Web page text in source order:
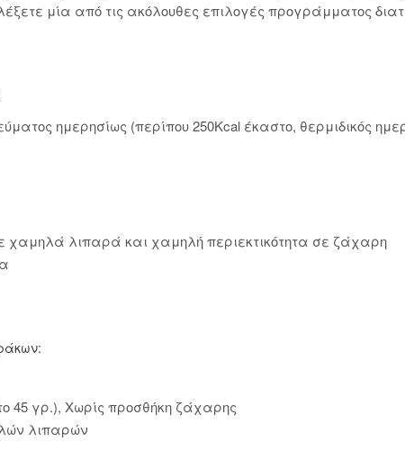
μία από τις ακόλουθες επιλογές προγράμματος
ημερησίως (περίπου 250Kcal έκαστο, θερμιδικός
χαμηλά λιπαρά και χαμηλή περιεκτικότητα σε ζάχαρη
45 γρ.), Χωρίς προσθήκη ζάχαρης
λιπαρών